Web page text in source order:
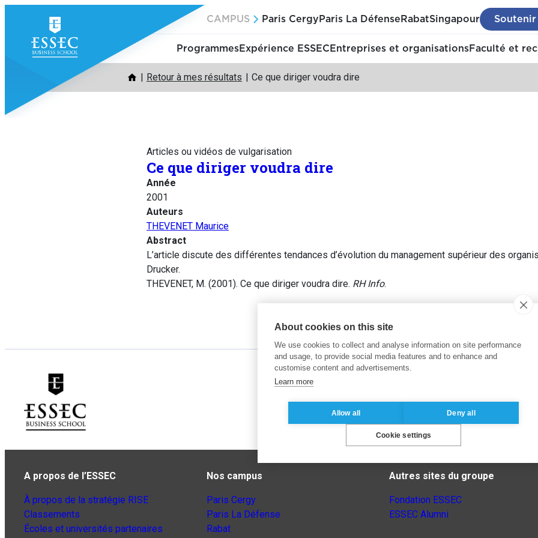
contenu
CAMPUS Paris Cergy Paris La Défense RabatSingapour Soutenir
ProgrammesExpérience ESSEC Entreprises et organisationsFaculté et
Retour à mes résultats Ce que diriger voudra dire
Articles ou vidéos de vulgarisation
Ce que diriger voudra dire
Année
2001
Auteurs
THEVENET Maurice
Abstract
L’article discute des différentes tendances d’évolution du management supérieur des
Drucker.
THEVENET, M. (2001). Ce que diriger voudra dire. RH Info.
A propos de l’ESSEC
À propos de la stratégie RISE
Classements
Écoles et universités partenaires
Nos campus
Paris Cergy
Paris La Défense
Rabat
Autres sites du groupe
Fondation ESSEC
ESSEC Alumni
About cookies on this site
We use cookies to collect and analyse information on site performance
and usage, to provide social media features and to enhance and
customise content and advertisements.
Learn more
Allow all Deny all
Cookie settings